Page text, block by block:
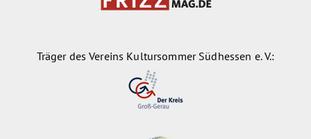
Träger des Vereins Kultursommer Südhessen e. V.: